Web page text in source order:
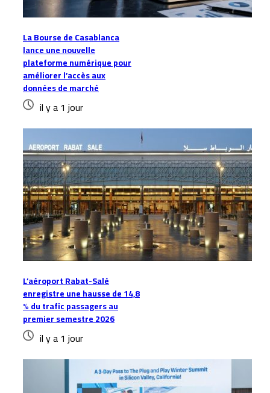
La Bourse de Casablanca
lance une nouvelle
plateforme numérique pour
améliorer l’accès aux
données de marché
il y a 1 jour
L’aéroport Rabat-Salé
enregistre une hausse de 14,8
% du trafic passagers au
premier semestre 2026
il y a 1 jour